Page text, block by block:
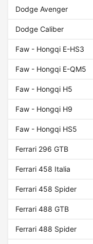
Dodge Avenger
Dodge Caliber
Faw - Hongqi E-HS3
Faw - Hongqi E-QM5
Faw - Hongqi H5
Faw - Hongqi H9
Faw - Hongqi HS5
Ferrari 296 GTB
Ferrari 458 Italia
Ferrari 458 Spider
Ferrari 488 GTB
Ferrari 488 Spider